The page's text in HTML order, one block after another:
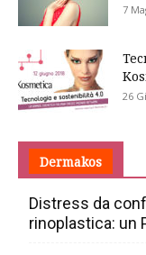
7
26
Dermakos
Distress da
rinoplastica: un